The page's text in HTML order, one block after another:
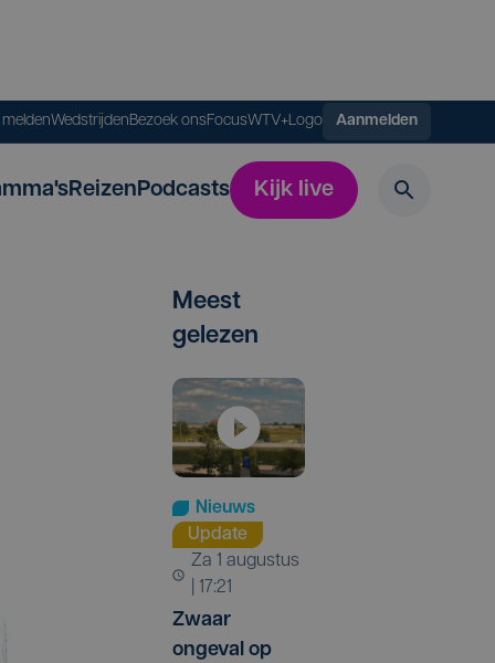
WedstrijdenBezoek onsFocusWTV+Logo Aanmelden
ReizenPodcasts Kijk live
Meest
gelezen
Nieuws
Update
za 1 augustus
| 17:21
Zwaar
ongeval op